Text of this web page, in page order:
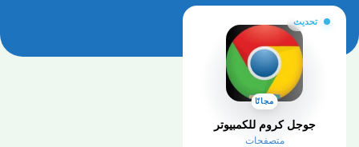
تحديث
مجانًا
جوجل كروم للكمبيوتر
متصفحات